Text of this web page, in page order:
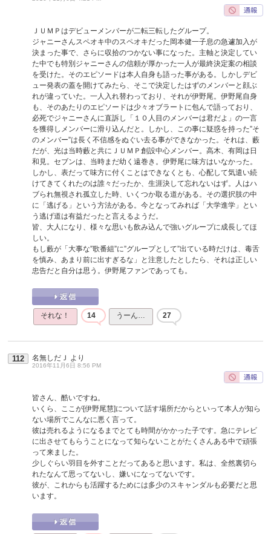
ＪＵＭＰはデビューメンバーが二転三転したグループ。
ジャニーさんスペオキ中のスペオキだった岡本健一子息の急遽加入が
決まった事で、さらに収拾のつかない事になった。主軸と決定してい
た中でも特別ジャニーさんの信頼が厚かった一人が最終決定案の相談
を受けた。そのエピソードは本人自身も語った事がある。しかしデビ
ュー発表の蓋を開けてみたら、そこで決定したはずのメンバーと顔ぶ
れが違っていた。一人入れ替わっており、それが伊野尾。伊野尾自身
も、そのあたりのエピソードは少々オブラートに包んで語っており、
必死でジャニーさんに直訴し「１０人目のメンバーは君だよ」の一言
を獲得しメンバーに滑り込んだと。しかし、この事に疑惑を持った”そ
のメンバー”は長く不信感をぬぐい去る事ができなかった。それは、藪
だが、光は当時藪と共にＪＵＭＰ創設中心メンバー。高木、有岡は日
和見。セブンは、当時まだ幼く遠巻き。伊野尾に味方はいなかった。
しかし、表だって味方に付くことはできなくとも、心配して気遣い続
けてきてくれたのは誰々だったか、生涯決して忘れないはず。人はハ
ブられ無視され孤立した時、いくつか取る道がある。その選択肢の中
に「逃げる」という方法がある。今となってみれば「大学進学」とい
う逃げ道は有益だったと言えるようだ。
皆、大人になり、様々な思いも飲み込んで強いグループに成長してほ
しい。
もし藪が「大事な”歌番組”に”グループとして”出ている時だけは、毒舌
を慎み、あまり前に出すぎるな」と注意したとしたら、それは正しい
忠告だと自分は思う。伊野尾ファンであっても。
それな！ 14 うーん… 27
112 名無しだＪ より
2016年11月6日 8:56 PM
皆さん、酷いですね。
いくら、ここが[伊野尾慧]について話す場所だからといって本人が知ら
ない場所でこんなに悪く言って。
彼は売れるようになるまでとても時間がかかった子です。急にテレビ
に出させてもらうことになって知らないことがたくさんある中で頑張
って来ました。
少しぐらい羽目を外すことだってあると思います。私は、全然裏切ら
れたなんて思ってないし、嫌いになってないです。
彼が、これからも活躍するためには多少のスキャンダルも必要だと思
います。